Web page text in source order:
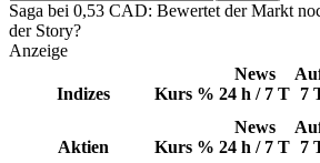
Saga bei 0,53 CAD: Bewertet der Markt
der Story?
Anzeige
Indizes Kurs %
News
24 h / 7 T 7
Aktien Kurs %
News
24 h / 7 T 7